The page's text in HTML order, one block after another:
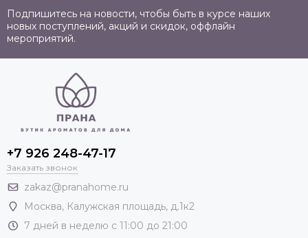
Подпишитесь на новости, чтобы быть в курсе наших
новых поступлений, акций и скидок, оффлайн
мероприятий.
+7 926 248-47-17
Заказать звонок
zakaz@pranahome.ru
Москва, Калужская площадь, д.1к2
7 дней в неделю с 11:00 до 21:00